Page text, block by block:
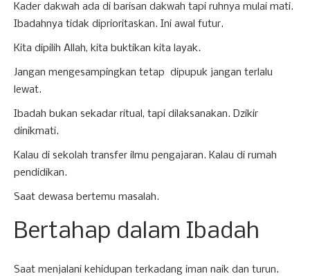
Kader dakwah ada di barisan dakwah tapi ruhnya mulai mati.
Ibadahnya tidak diprioritaskan. Ini awal futur.
Kita dipilih Allah, kita buktikan kita layak.
Jangan mengesampingkan tetap dipupuk jangan terlalu
lewat.
Ibadah bukan sekadar ritual, tapi dilaksanakan. Dzikir
dinikmati.
Kalau di sekolah transfer ilmu pengajaran. Kalau di rumah
pendidikan.
Saat dewasa bertemu masalah.
Bertahap dalam Ibadah
Saat menjalani kehidupan terkadang iman naik dan turun.